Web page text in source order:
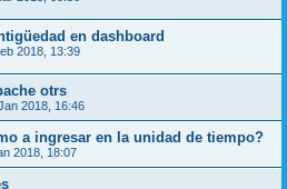
en dashboard
2018, 13:39
otrs
2018, 16:46
a ingresar en la unidad de tiempo?
2018, 18:07